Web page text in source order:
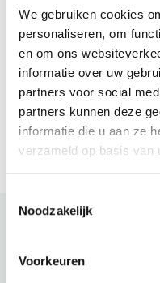
We gebruiken cookies
personaliseren, om
en om ons
informatie over uw
partners voor social
partners kunnen deze
informatie die u aan ze
verzameld op basis van
Noodzakelijk
Voorkeuren
MontagGesloten
Dienstag
Mittwoch10:00 -
Donnerstag
Freitag 10:00 -
Samstag 10:00 -
Sonntag10:00 -
Schau auch